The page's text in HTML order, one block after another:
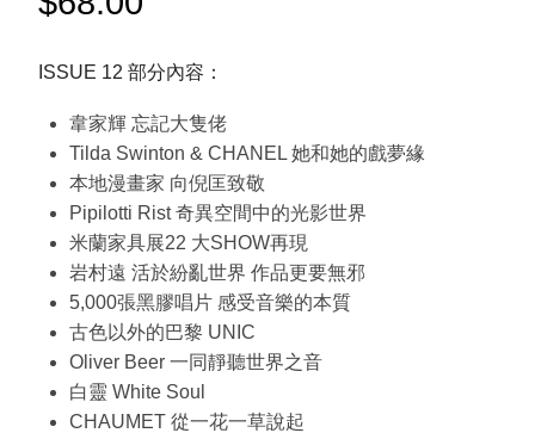
ISSUE 12 部分內容：
韋家輝 忘記大隻佬
Tilda Swinton & CHANEL 她和她的戲夢緣
本地漫畫家 向倪匡致敬
Pipilotti Rist 奇異空間中的光影世界
米蘭家具展22 大SHOW再現
岩村遠 活於紛亂世界 作品更要無邪
5,000張黑膠唱片 感受音樂的本質
古色以外的巴黎 UNIC
Oliver Beer 一同靜聽世界之音
白靈 White Soul
CHAUMET 從一花一草說起